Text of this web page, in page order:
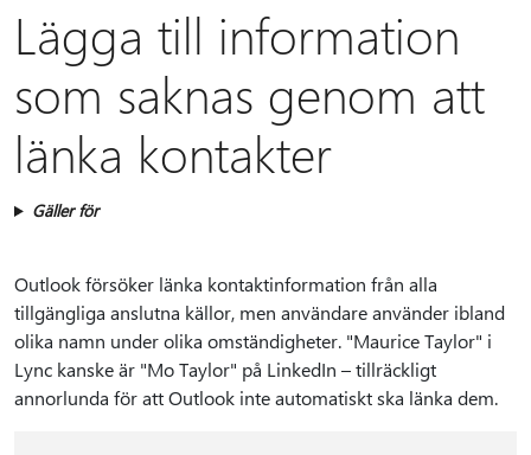
konto
Lägga till information
som saknas genom att
länka kontakter
Gäller för
Outlook försöker länka kontaktinformation från alla
tillgängliga anslutna källor, men användare använder ibland
olika namn under olika omständigheter. "Maurice Taylor" i
Lync kanske är "Mo Taylor" på LinkedIn – tillräckligt
annorlunda för att Outlook inte automatiskt ska länka dem.